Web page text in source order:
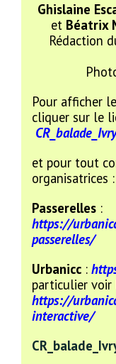
Ghislaine
et Béatrix
Rédaction
Pour afficher
cliquer sur le
et pour tout
organisatrices :
Passerelles :
https://
passerelles/
Urbanicc :
particulier
https://
interactive/